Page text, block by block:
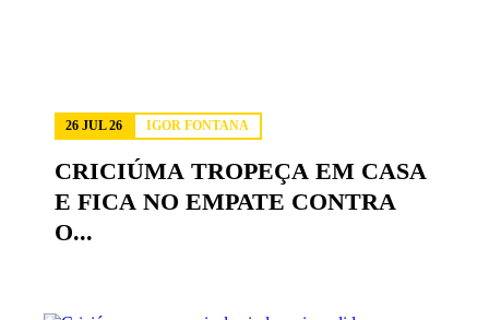
26 JUL 26 IGOR FONTANA
CRICIÚMA TROPEÇA EM CASA
E FICA NO EMPATE CONTRA
O...